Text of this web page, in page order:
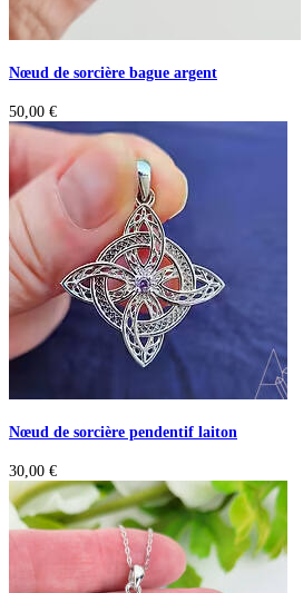
Nœud de sorcière bague argent
50,00 €
Nœud de sorcière pendentif laiton
30,00 €